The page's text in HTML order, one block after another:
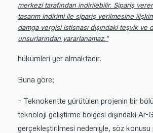
merkezi tarafından indirilebilir. Sipariş
tasarım indirimi ile sipariş verilmesine
damga vergisi istisnası dışındaki teşvik ve
unsurlarından yararlanamaz.”
hükümleri yer almaktadır.
Buna göre;
– Teknokentte yürütülen projenin bir
teknoloji geliştirme bölgesi dışındaki Ar-
gerçekleştirilmesi nedeniyle, söz konusu